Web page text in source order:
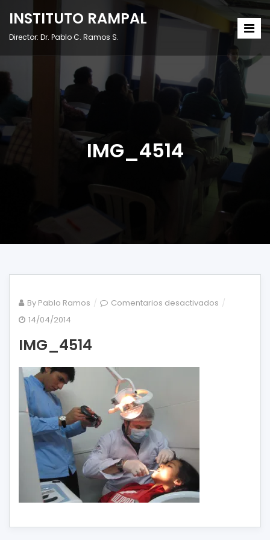
INSTITUTO RAMPAL
Director: Dr. Pablo C. Ramos S.
IMG_4514
By Pablo Ramos Comentarios desactivados en
14/04/2014
IMG_4514